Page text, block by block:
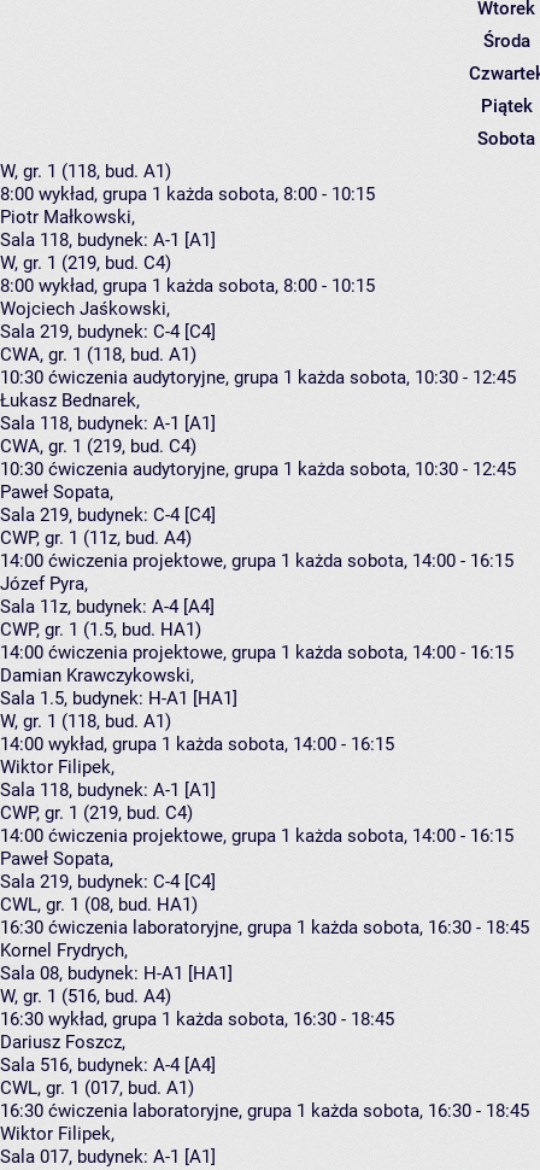
Wtorek
Środa
Piątek
Sobota
W, gr. 1 (118, bud. A1)
8:00 wykład, grupa 1 każda sobota, 8:00 - 10:15
Piotr Małkowski,
Sala 118, budynek: A-1 [A1]
W, gr. 1 (219, bud. C4)
8:00 wykład, grupa 1 każda sobota, 8:00 - 10:15
Wojciech Jaśkowski,
Sala 219, budynek: C-4 [C4]
CWA, gr. 1 (118, bud. A1)
10:30 ćwiczenia audytoryjne, grupa 1 każda sobota, 10:30 - 12:45
Łukasz Bednarek,
Sala 118, budynek: A-1 [A1]
CWA, gr. 1 (219, bud. C4)
10:30 ćwiczenia audytoryjne, grupa 1 każda sobota, 10:30 - 12:45
Paweł Sopata,
Sala 219, budynek: C-4 [C4]
CWP, gr. 1 (11z, bud. A4)
14:00 ćwiczenia projektowe, grupa 1 każda sobota, 14:00 - 16:15
Józef Pyra,
Sala 11z, budynek: A-4 [A4]
CWP, gr. 1 (1.5, bud. HA1)
14:00 ćwiczenia projektowe, grupa 1 każda sobota, 14:00 - 16:15
Damian Krawczykowski,
Sala 1.5, budynek: H-A1 [HA1]
W, gr. 1 (118, bud. A1)
14:00 wykład, grupa 1 każda sobota, 14:00 - 16:15
Wiktor Filipek,
Sala 118, budynek: A-1 [A1]
CWP, gr. 1 (219, bud. C4)
14:00 ćwiczenia projektowe, grupa 1 każda sobota, 14:00 - 16:15
Paweł Sopata,
Sala 219, budynek: C-4 [C4]
CWL, gr. 1 (08, bud. HA1)
16:30 ćwiczenia laboratoryjne, grupa 1 każda sobota, 16:30 - 18:45
Kornel Frydrych,
Sala 08, budynek: H-A1 [HA1]
W, gr. 1 (516, bud. A4)
16:30 wykład, grupa 1 każda sobota, 16:30 - 18:45
Dariusz Foszcz,
Sala 516, budynek: A-4 [A4]
CWL, gr. 1 (017, bud. A1)
16:30 ćwiczenia laboratoryjne, grupa 1 każda sobota, 16:30 - 18:45
Wiktor Filipek,
Sala 017, budynek: A-1 [A1]